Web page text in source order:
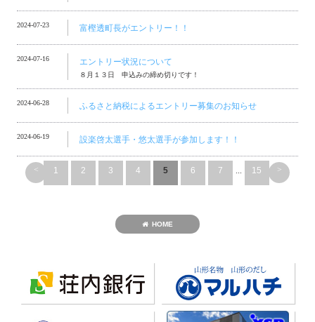
2024-07-23 富樫透町長がエントリー！！
2024-07-16 エントリー状況について
８月１３日 申込みの締め切りです！
2024-06-28 ふるさと納税によるエントリー募集のお知らせ
2024-06-19 設楽啓太選手・悠太選手が参加します！！
< 1 2 3 4 5 6 7 15 >
HOME